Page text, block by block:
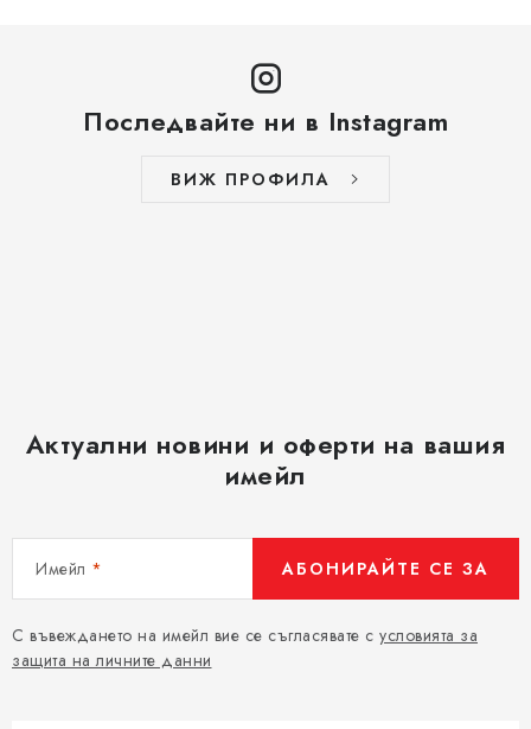
Последвайте ни в Instagram
ВИЖ ПРОФИЛА
Актуални новини и оферти на вашия
имейл
Имейл
С въвеждането на имейл вие се съгласявате с условията за
защита на личните данни
АБОНИРАЙТЕ СЕ ЗА